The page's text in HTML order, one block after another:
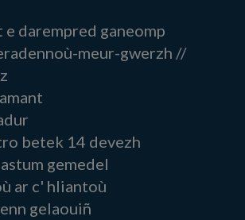
e darempred ganeomp
meur-gwerzh //
betek 14 devezh
gemedel
ar c' hliantoù
gelaouiñ